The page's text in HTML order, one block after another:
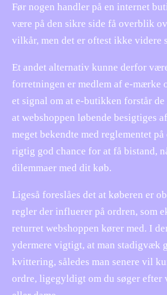
Før nogen handler på en internet
være på den sikre side få overblik
vilkår, men det er oftest ikke videre
Et andet alternativ kunne derfor
forretningen er medlem af e-mærke
et signal om at e-butikken forstår
at webshoppen løbende besigtiges
meget bekendte med reglementet på
rigtig god chance for at få bistand,
dilemmaer med dit køb.
Ligeså foreslåes det at køberen er
regler der influerer på ordren, som
returret webshoppen kører med. I
ydermere vigtigt, at man stadigvæk
kvittering, således man senere vil
ordre, ligegyldigt om du søger efter